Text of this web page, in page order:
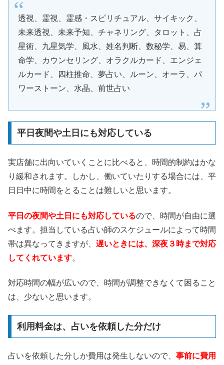
透視、霊視、霊感・スピリチュアル、サイキック、
未来透視、未来予知、チャネリング、タロット、占
星術、九星気学、風水、姓名判断、数秘学、易、算
命学、カウンセリング、オラクルカード、エンジェ
ルカード、四柱推命、夢占い、ルーン、オーラ、パ
ワーストーン、水晶、前世占い
平日夜間や土日にも対応している
実店舗に出向いていくことに比べると、時間的制約はかな
り緩和されます。しかし、働いていたりする場合には、平
日日中に時間をとることは難しいと思います。
平日の夜間や土日にも対応しているので、時間が自由に選
べます。担当している占い師のスケジュールによって時間
帯は異なってきますが、 遅いときには、深夜３時まで対応
してくれています。
対応時間の幅が広いので、時間が調整できなくて困ること
は、少ないと思います。
利用料金は、占いを依頼した分だけ
占いを依頼した分しか費用は発生しないので、 事前に費用